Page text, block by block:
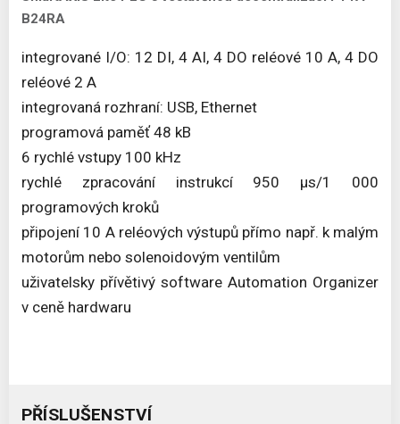
B24RA
integrované I/O: 12 DI, 4 AI, 4 DO reléové 10 A, 4 DO
reléové 2 A
integrovaná rozhraní: USB, Ethernet
programová paměť 48 kB
6 rychlé vstupy 100 kHz
rychlé zpracování instrukcí 950 μs/1 000
programových kroků
připojení 10 A reléových výstupů přímo např. k malým
motorům nebo solenoidovým ventilům
uživatelsky přívětivý software Automation Organizer
v ceně hardwaru
PŘÍSLUŠENSTVÍ